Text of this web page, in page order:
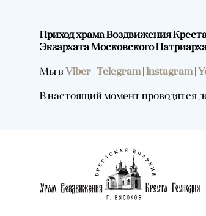
Приход храма Воздвижения
Экзархата Московского
Мы в Viber | Telegram| Instagram|
В настоящий момент проводятся